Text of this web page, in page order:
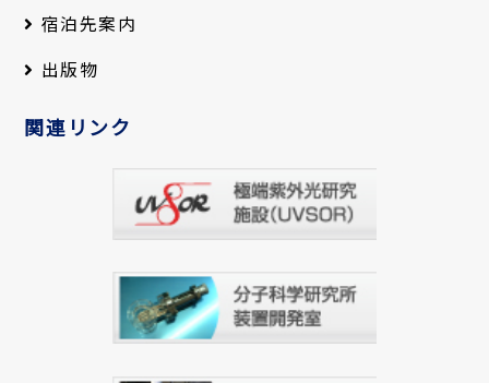
宿泊先案内
出版物
関連リンク